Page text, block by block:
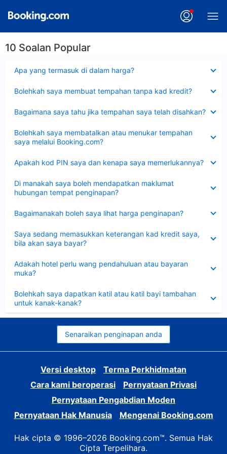
10 Soalan Popular
Apa yang termasuk di dalam harga?
Bolehkah saya membuat tempahan tanpa kad kredit?
Bagaimana saya tahu jika tempahan saya telah disahkan?
Bolehkah saya membatalkan atau menukar tempahan
saya melalui Booking.com?
Apakah kod PIN saya dan kenapa saya memerlukannya?
Di manakah saya boleh mendapatkan maklumat
hubungan tempat penginapan?
Bagaimanakah boleh saya lihat harga penginapan?
Saya sedang memasukkan keterangan kad kredit saya,
bila akan saya bayar?
Adakah hotel perlu wang pendahuluan atau bayaran
muka?
Bolehkah saya dapatkan katil atau katil bayi tambahan
untuk kanak-kanak?
Senaraikan penginapan anda
Versi desktop
Terma Perkhidmatan
Cara kami beroperasi
Pernyataan Privasi
Pernyataan Pengabdian Moden
Pernyataan Hak Manusia
Mengenai Booking.com
Hak cipta © 1996–2026 Booking.com™. Semua Hak
Cipta Terpelihara.